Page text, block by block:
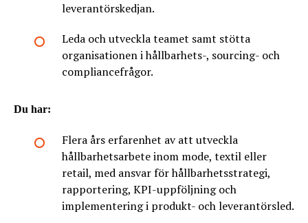
leverantörskedjan.
Leda och utveckla teamet samt stötta
organisationen i hållbarhets-, sourcing- och
compliancefrågor.
Du har:
Flera års erfarenhet av att utveckla
hållbarhetsarbete inom mode, textil eller
retail, med ansvar för hållbarhetsstrategi,
rapportering, KPI-uppföljning och
implementering i produkt- och leverantörsled.